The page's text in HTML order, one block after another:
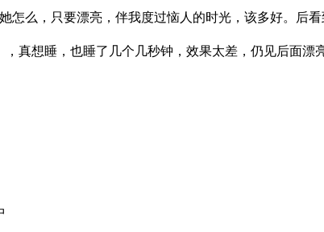
么，只要漂亮，伴我度过恼人的时光，该多好。后
真想睡，也睡了几个几秒钟，效果太差，仍见后面漂